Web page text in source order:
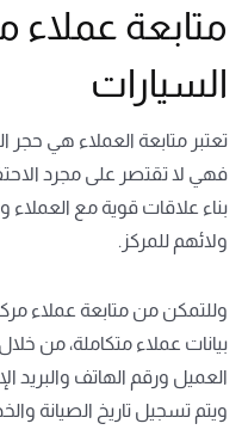
متابعة عملاء
السيارات
تعتبر متابعة العملاء هي حجر
فهي لا تقتصر على مجرد
بناء علاقات قوية مع
ولائهم للمركز.
وللتمكن من متابعة عملاء
بيانات عملاء متكاملة، من
العميل ورقم الهاتف والبريد
ويتم تسجيل تاريخ الصيانة